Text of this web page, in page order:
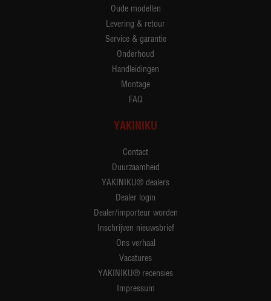
Oude modellen
Levering & retour
Service & garantie
Onderhoud
Handleidingen
Montage
FAQ
YAKINIKU
Contact
Duurzaamheid
YAKINIKU® dealers
Dealer login
Dealer/importeur worden
Inschrijven nieuwsbrief
Ons verhaal
Vacatures
YAKINIKU® recensies
Impressum